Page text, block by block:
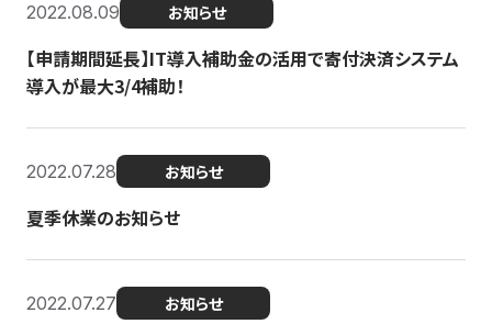
2022.08.09 お知らせ
【申請期間延長】IT導入補助金の活用で寄付決済システム
導入が最大3/4補助！
2022.07.28 お知らせ
夏季休業のお知らせ
2022.07.27 お知らせ